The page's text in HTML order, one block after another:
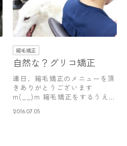
縮毛矯正
自然な？グリコ矯正
連日、縮毛矯正のメニューを頂
きありがとうございます
m(__)m 縮毛矯正をするうえ
2016.07.05